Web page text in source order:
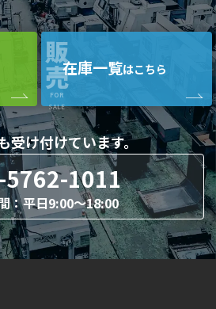
販
売
FOR
SALE
在庫一覧はこちら
受け付けています。
1011
：平日9:00〜18:00